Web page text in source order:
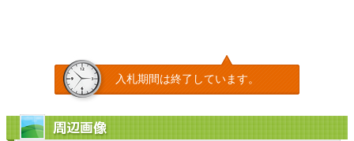
入札期間は終了しています。
周辺画像